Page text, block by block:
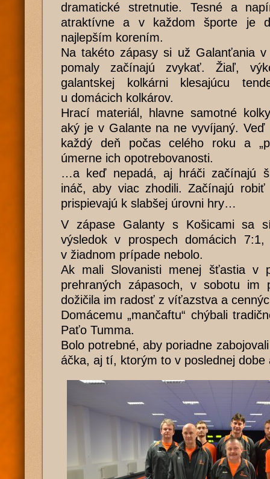
dramatické stretnutie. Tesné a
atraktívne a v každom športe je
najlepším korením.
Na takéto zápasy si už Galanťania v
pomaly začínajú zvykať. Žiaľ,
galantskej kolkárni klesajúcu
u domácich kolkárov.
Hrací materiál, hlavne samotné
aký je v Galante na ne vyvíjaný. Veď
každý deň počas celého roku a
úmerne ich opotrebovanosti.
…a keď nepadá, aj hráči začínajú
ináč, aby viac zhodili. Začínajú
prispievajú k slabšej úrovni hry…
V zápase Galanty s Košicami sa
výsledok v prospech domácich
v žiadnom prípade nebolo.
Ak mali Slovanisti menej šťastia v
prehraných zápasoch, v sobotu im
dožičila im radosť z víťazstva a
Domácemu „mančaftu“ chýbali
Paťo Tumma.
Bolo potrebné, aby poriadne
áčka, aj tí, ktorým to v poslednej